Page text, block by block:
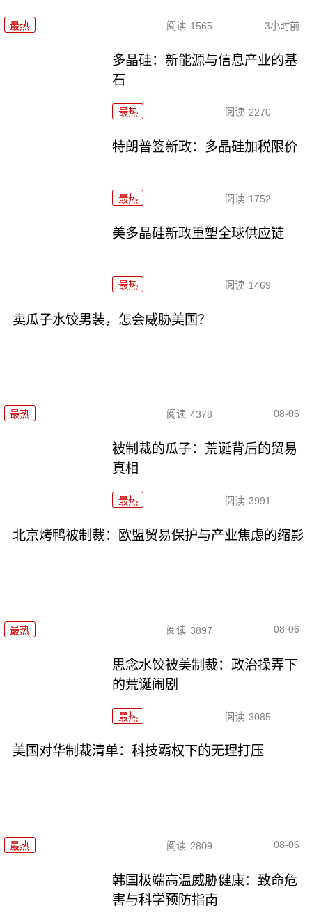
最热 阅读 1565 3小时前
多晶硅：新能源与信息产业的基
石
最热 阅读 2270
特朗普签新政：多晶硅加税限价
最热 阅读 1752
美多晶硅新政重塑全球供应链
最热 阅读 1469
卖瓜子水饺男装，怎会威胁美国？
最热 阅读 4378 08-06
被制裁的瓜子：荒诞背后的贸易
真相
最热 阅读 3991
北京烤鸭被制裁：欧盟贸易保护与产业焦虑的缩影
最热 阅读 3897 08-06
思念水饺被美制裁：政治操弄下
的荒诞闹剧
最热 阅读 3085
美国对华制裁清单：科技霸权下的无理打压
最热 阅读 2809 08-06
韩国极端高温威胁健康：致命危
害与科学预防指南